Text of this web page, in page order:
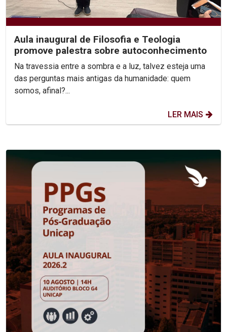
Aula inaugural de Filosofia e Teologia
promove palestra sobre autoconhecimento
Na travessia entre a sombra e a luz, talvez esteja uma
das perguntas mais antigas da humanidade: quem
somos, afinal?...
LER MAIS